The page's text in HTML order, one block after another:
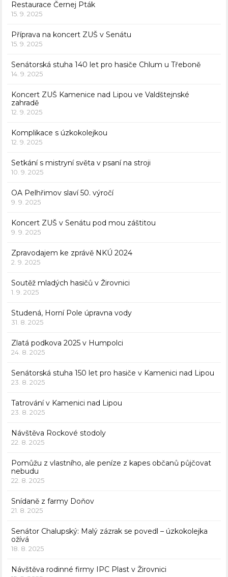
Restaurace Černej Pták
15. 9. 2025
Příprava na koncert ZUŠ v Senátu
15. 9. 2025
Senátorská stuha 140 let pro hasiče Chlum u Třeboně
14. 9. 2025
Koncert ZUŠ Kamenice nad Lipou ve Valdštejnské
zahradě
12. 9. 2025
Komplikace s úzkokolejkou
12. 9. 2025
Setkání s mistryní světa v psaní na stroji
10. 9. 2025
OA Pelhřimov slaví 50. výročí
9. 9. 2025
Koncert ZUŠ v Senátu pod mou záštitou
9. 9. 2025
Zpravodajem ke zprávě NKÚ 2024
2. 9. 2025
Soutěž mladých hasičů v Žirovnici
1. 9. 2025
Studená, Horní Pole úpravna vody
31. 8. 2025
Zlatá podkova 2025 v Humpolci
24. 8. 2025
Senátorská stuha 150 let pro hasiče v Kamenici nad Lipou
23. 8. 2025
Tatrování v Kamenici nad Lipou
23. 8. 2025
Návštěva Rockové stodoly
22. 8. 2025
Pomůžu z vlastního, ale peníze z kapes občanů půjčovat
nebudu
22. 8. 2025
Snídaně z farmy Doňov
21. 8. 2025
Senátor Chalupský: Malý zázrak se povedl – úzkokolejka
ožívá
18. 8. 2025
Návštěva rodinné firmy IPC Plast v Žirovnici